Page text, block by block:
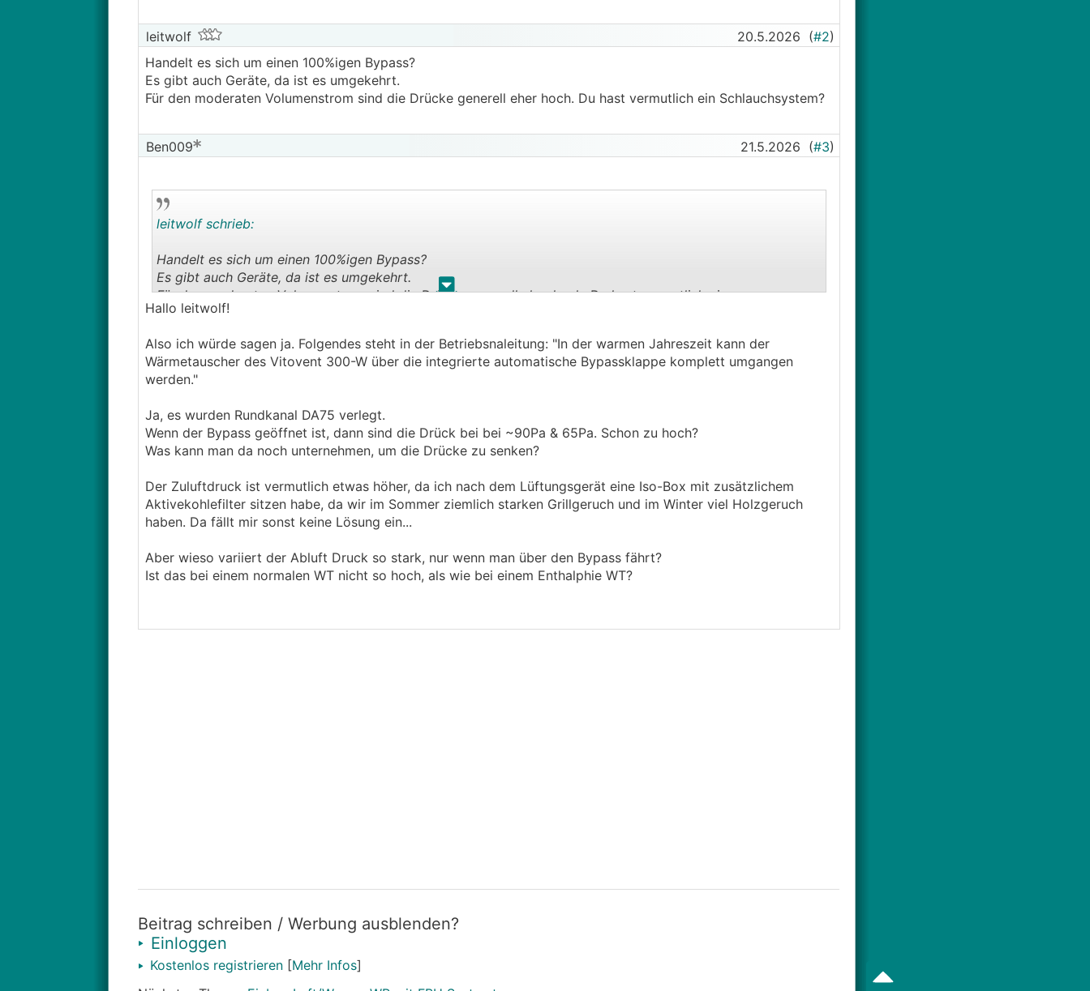
leitwolf 20.5.2026 (#2)
Handelt es sich um einen 100%igen Bypass?
Es gibt auch Geräte, da ist es umgekehrt.
Für den moderaten Volumenstrom sind die Drücke generell eher hoch. Du hast vermutlich ein Schlauchsystem?
Ben009 21.5.2026 (#3)
. .
leitwolf schrieb:
Handelt es sich um einen 100%igen Bypass?
Es gibt auch Geräte, da ist es umgekehrt.
Für den moderaten Volumenstrom sind die Drücke generell eher hoch. Du hast vermutlich ein
Schlauchsystem?
Hallo leitwolf!
Also ich würde sagen ja. Folgendes steht in der Betriebsnaleitung: "In der warmen Jahreszeit kann der
Wärmetauscher des Vitovent 300-W über die integrierte automatische Bypassklappe komplett umgangen
werden."
Ja, es wurden Rundkanal DA75 verlegt.
Wenn der Bypass geöffnet ist, dann sind die Drück bei bei ~90Pa & 65Pa. Schon zu hoch?
Was kann man da noch unternehmen, um die Drücke zu senken?
Der Zuluftdruck ist vermutlich etwas höher, da ich nach dem Lüftungsgerät eine Iso-Box mit zusätzlichem
Aktivekohlefilter sitzen habe, da wir im Sommer ziemlich starken Grillgeruch und im Winter viel Holzgeruch
haben. Da fällt mir sonst keine Lösung ein...
Aber wieso variiert der Abluft Druck so stark, nur wenn man über den Bypass fährt?
Ist das bei einem normalen WT nicht so hoch, als wie bei einem Enthalphie WT?
Beitrag schreiben / Werbung ausblenden?
Einloggen
Kostenlos registrieren[Mehr Infos]